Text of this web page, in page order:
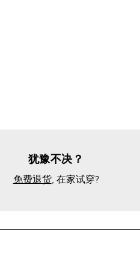
犹豫不决？
免费退货, 在家试穿?